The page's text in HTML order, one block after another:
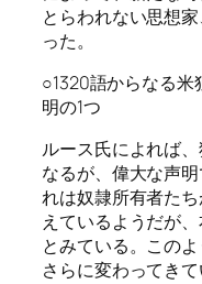
とらわれない思想
った。
○1320語からなる
明の1つ
ルース氏によれば
なるが、偉大な声
れは奴隷所有者た
えているようだが
とみている。この
さらに変わってきて